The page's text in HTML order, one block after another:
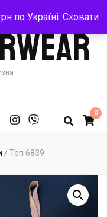
по Україні. Сховати
0
/ Топ 6839